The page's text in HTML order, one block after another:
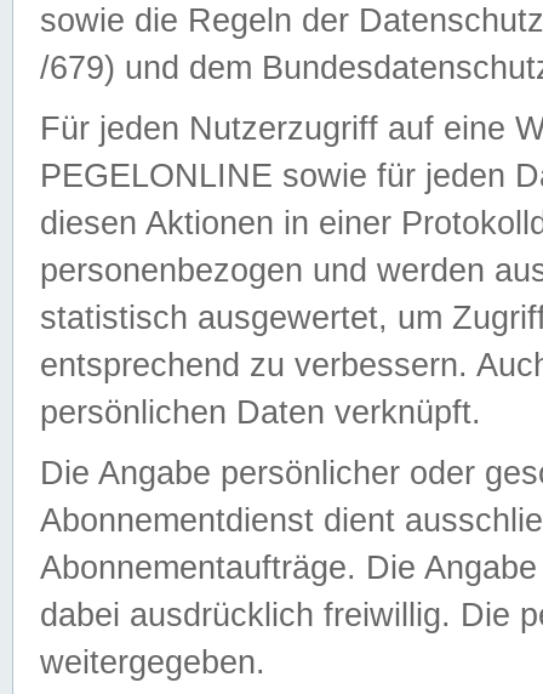
sowie die Regeln der
/679) und dem
Für jeden Nutzerzugriff auf eine
PEGELONLINE sowie für jeden
diesen Aktionen in einer
personenbezogen und werden
statistisch ausgewertet, um
entsprechend zu verbessern.
persönlichen Daten verknüpft.
Die Angabe persönlicher oder
Abonnementdienst dient
Abonnementaufträge. Die
dabei ausdrücklich freiwillig. Die
weitergegeben.